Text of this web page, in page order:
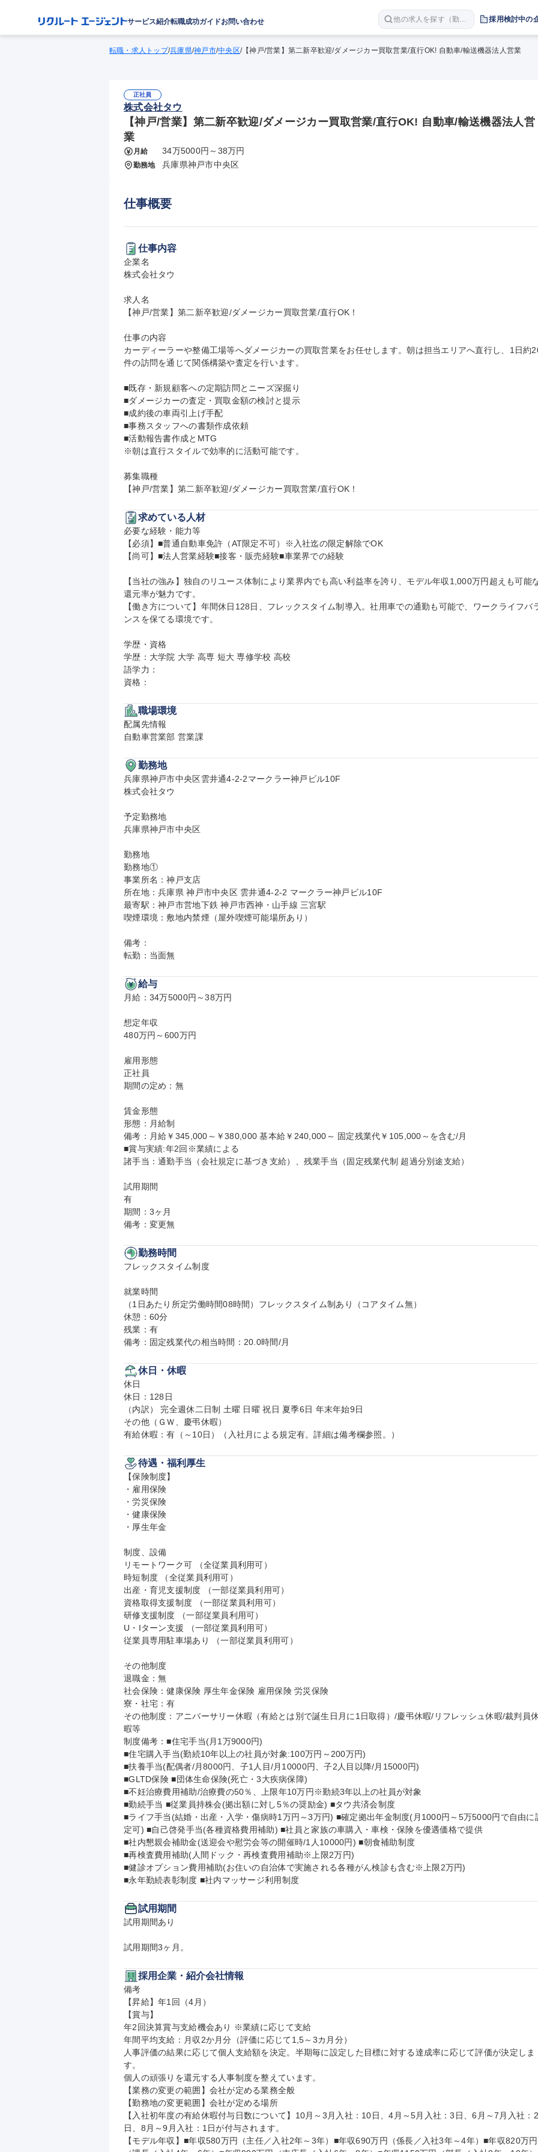
サービス紹介転職成功ガイドお問い合わせ
他の求人を探す（勤務
地 職種 年収など）
採用検討中の
転職・求人トップ/兵庫県/神戸市/中央区/【神戸/営業】第二新卒歓迎/ダメージカー買取営業/直行OK! 自動車/輸送機器法人営業
正社員
株式会社タウ
【神戸/営業】第二新卒歓迎/ダメージカー買取営業/直行OK! 自動車/輸送機器法人営
業
月給 34万5000円～38万円
勤務地 兵庫県神戸市中央区
仕事概要
仕事内容
企業名
株式会社タウ
求人名
【神戸/営業】第二新卒歓迎/ダメージカー買取営業/直行OK！
仕事の内容
カーディーラーや整備工場等へダメージカーの買取営業をお任せします。朝は担当エリアへ直行し、1日約
件の訪問を通じて関係構築や査定を行います。
■既存・新規顧客への定期訪問とニーズ深掘り
■ダメージカーの査定・買取金額の検討と提示
■成約後の車両引上げ手配
■事務スタッフへの書類作成依頼
■活動報告書作成とMTG
※朝は直行スタイルで効率的に活動可能です。
募集職種
【神戸/営業】第二新卒歓迎/ダメージカー買取営業/直行OK！
求めている人材
必要な経験・能力等
【必須】■普通自動車免許（AT限定不可）※入社迄の限定解除でOK
【尚可】■法人営業経験■接客・販売経験■車業界での経験
【当社の強み】独自のリユース体制により業界内でも高い利益率を誇り、モデル年収1,000万円超えも可能
還元率が魅力です。
【働き方について】年間休日128日、フレックスタイム制導入。社用車での通勤も可能で、ワークライフバ
ンスを保てる環境です。
学歴・資格
学歴：大学院 大学 高専 短大 専修学校 高校
語学力：
資格：
職場環境
配属先情報
自動車営業部 営業課
勤務地
兵庫県神戸市中央区雲井通4-2-2マークラー神戸ビル10F
株式会社タウ
予定勤務地
兵庫県神戸市中央区
勤務地
勤務地①
事業所名：神戸支店
所在地：兵庫県 神戸市中央区 雲井通4-2-2 マークラー神戸ビル10F
最寄駅：神戸市営地下鉄 神戸市西神・山手線 三宮駅
喫煙環境：敷地内禁煙（屋外喫煙可能場所あり）
備考：
転勤：当面無
給与
月給：34万5000円～38万円
想定年収
480万円～600万円
雇用形態
正社員
期間の定め：無
賃金形態
形態：月給制
備考：月給￥345,000～￥380,000 基本給￥240,000～ 固定残業代￥105,000～を含む/月
■賞与実績:年2回※業績による
諸手当：通勤手当（会社規定に基づき支給）、残業手当（固定残業代制 超過分別途支給）
試用期間
有
期間：3ヶ月
備考：変更無
勤務時間
フレックスタイム制度
就業時間
（1日あたり所定労働時間08時間）フレックスタイム制あり（コアタイム無）
休憩：60分
残業：有
備考：固定残業代の相当時間：20.0時間/月
休日・休暇
休日
休日：128日
（内訳） 完全週休二日制 土曜 日曜 祝日 夏季6日 年末年始9日
その他（ＧＷ、慶弔休暇）
有給休暇：有（～10日）（入社月による規定有。詳細は備考欄参照。）
待遇・福利厚生
【保険制度】
・雇用保険
・労災保険
・健康保険
・厚生年金
制度、設備
リモートワーク可 （全従業員利用可）
時短制度 （全従業員利用可）
出産・育児支援制度 （一部従業員利用可）
資格取得支援制度 （一部従業員利用可）
研修支援制度 （一部従業員利用可）
U・Iターン支援 （一部従業員利用可）
従業員専用駐車場あり （一部従業員利用可）
その他制度
退職金：無
社会保険：健康保険 厚生年金保険 雇用保険 労災保険
寮・社宅：有
その他制度：アニバーサリー休暇（有給とは別で誕生日月に1日取得）/慶弔休暇/リフレッシュ休暇/裁判員
暇等
制度備考：■住宅手当(月1万9000円)
■住宅購入手当(勤続10年以上の社員が対象:100万円～200万円)
■扶養手当(配偶者/月8000円、子1人目/月10000円、子2人目以降/月15000円)
■GLTD保険 ■団体生命保険(死亡・3大疾病保障)
■不妊治療費用補助/治療費の50％、上限年10万円※勤続3年以上の社員が対象
■勤続手当 ■従業員持株会(拠出額に対し5％の奨励金) ■タウ共済会制度
■ライフ手当(結婚・出産・入学・傷病時1万円～3万円) ■確定拠出年金制度(月1000円～5万5000円で自由に
定可) ■自己啓発手当(各種資格費用補助) ■社員と家族の車購入・車検・保険を優遇価格で提供
■社内懇親会補助金(送迎会や慰労会等の開催時/1人10000円) ■朝食補助制度
■再検査費用補助(人間ドック・再検査費用補助※上限2万円)
■健診オプション費用補助(お住いの自治体で実施される各種がん検診も含む※上限2万円)
■永年勤続表彰制度 ■社内マッサージ利用制度
試用期間
試用期間あり
試用期間3ヶ月。
採用企業・紹介会社情報
備考
【昇給】年1回（4月）
【賞与】
年2回決算賞与支給機会あり ※業績に応じて支給
年間平均支給：月収2か月分（評価に応じて1,5～3カ月分）
人事評価の結果に応じて個人支給額を決定。半期毎に設定した目標に対する達成率に応じて評価が決定しま
す。
個人の頑張りを還元する人事制度を整えています。
【業務の変更の範囲】会社が定める業務全般
【勤務地の変更範囲】会社が定める場所
【入社初年度の有給休暇付与日数について】10月～3月入社：10日、4月～5月入社：3日、6月～7月入社：2
日、8月～9月入社：1日が付与されます。
【モデル年収】■年収580万円（主任／入社2年～3年）■年収690万円（係長／入社3年～4年）■年収820万円